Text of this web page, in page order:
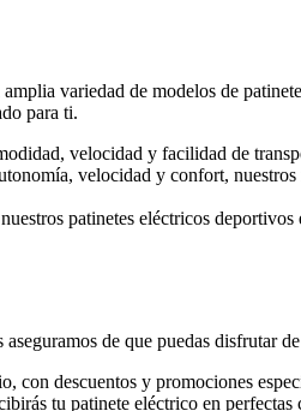
variedad de modelos de
para ti.
velocidad y facilidad de
velocidad y confort,
patinetes eléctricos
de que puedas disfrutar
descuentos y promociones
tu patinete eléctrico en